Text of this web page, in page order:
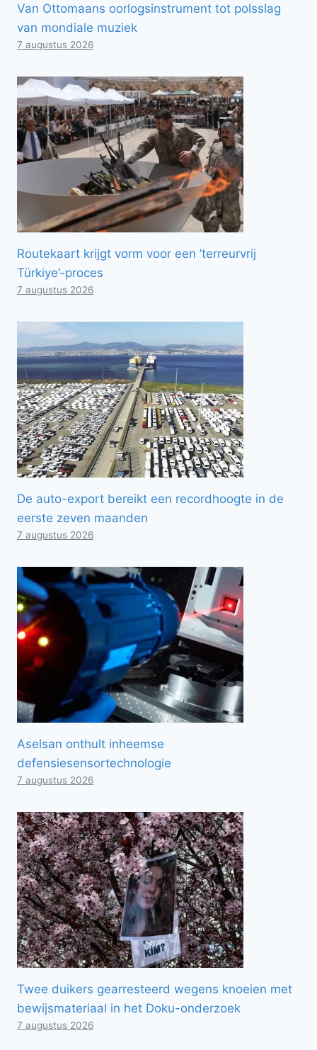
Van Ottomaans oorlogsinstrument tot polsslag
van mondiale muziek
7 augustus 2026
Routekaart krijgt vorm voor een ’terreurvrij
Türkiye’-proces
7 augustus 2026
De auto-export bereikt een recordhoogte in de
eerste zeven maanden
7 augustus 2026
Aselsan onthult inheemse
defensiesensortechnologie
7 augustus 2026
Twee duikers gearresteerd wegens knoeien met
bewijsmateriaal in het Doku-onderzoek
7 augustus 2026